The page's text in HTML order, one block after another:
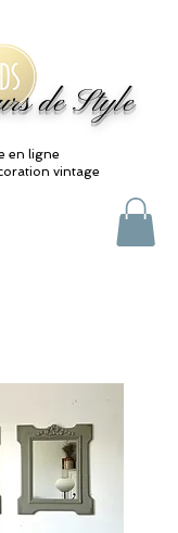
de Style
en ligne
vintage